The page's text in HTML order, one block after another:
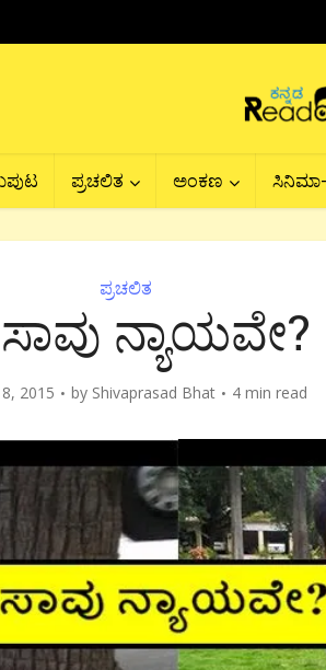
ಪ್ರಚಲಿತ ಅಂಕಣ ಸಿನಿಮಾ-
ಪ್ರಚಲಿತ
ನ್ಯಾಯವೇ?
2015 by Shivaprasad Bhat 4 min read